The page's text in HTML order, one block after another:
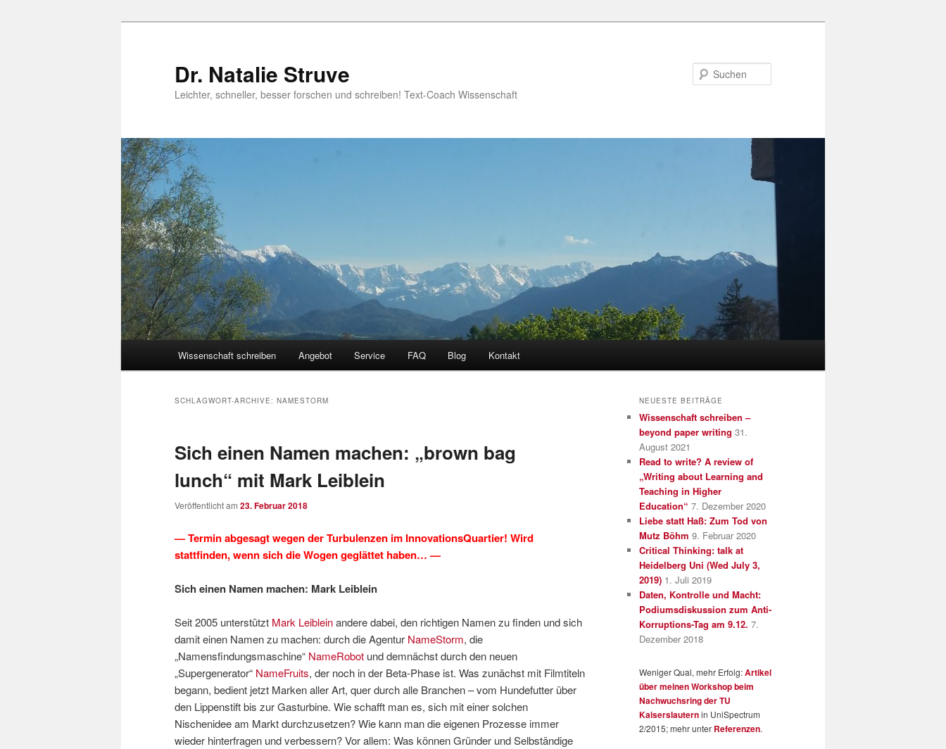
Dr. Natalie Struve
Leichter, schneller, besser forschen und schreiben! Text-Coach Wissenschaft
Zum
Zum
wechseln
Wissenschaft schreiben Angebot Service FAQ Blog Kontakt
SCHLAGWORT-ARCHIVE: NAMESTORM
Sich einen Namen machen: „brown bag
lunch“ mit Mark Leiblein
Veröffentlicht am 23. Februar 2018
— Termin abgesagt wegen der Turbulenzen im InnovationsQuartier! Wird
stattfinden, wenn sich die Wogen geglättet haben… —
Sich einen Namen machen: Mark Leiblein
Seit 2005 unterstützt Mark Leibleinandere dabei, den richtigen Namen zu finden und sich
damit einen Namen zu machen: durch die Agentur NameStorm, die
„Namensfindungsmaschine“ NameRobot und demnächst durch den neuen
„Supergenerator“ NameFruits, der noch in der Beta-Phase ist. Was zunächst mit Filmtiteln
begann, bedient jetzt Marken aller Art, quer durch alle Branchen – vom Hundefutter über
den Lippenstift bis zur Gasturbine. Wie schafft man es, sich mit einer solchen
Nischenidee am Markt durchzusetzen? Wie kann man die eigenen Prozesse immer
wieder hinterfragen und verbessern? Vor allem: Was können Gründer und Selbständige
NEUESTE BEITRÄGE
Wissenschaft schreiben –
beyond paper writing 31.
August 2021
Read to write? A review of
„Writing about Learning and
Teaching in Higher
Education“ 7. Dezember 2020
Liebe statt Haß: Zum Tod von
Mutz Böhm 9. Februar 2020
Critical Thinking: talk at
Heidelberg Uni (Wed July 3,
2019) 1. Juli 2019
Daten, Kontrolle und Macht:
Podiumsdiskussion zum Anti-
Korruptions-Tag am 9.12. 7.
Dezember 2018
Weniger Qual, mehr Erfolg:Artikel
über meinen Workshop beim
Nachwuchsring der TU
Kaiserslauternin UniSpectrum
2/2015; mehr unter Referenzen.